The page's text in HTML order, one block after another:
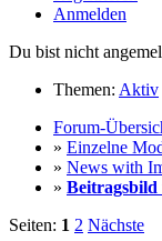
Anmelden
Du bist nicht
Themen: Aktiv
Forum-
» Einzelne
» News with
»
Seiten: 1 2 Nächste